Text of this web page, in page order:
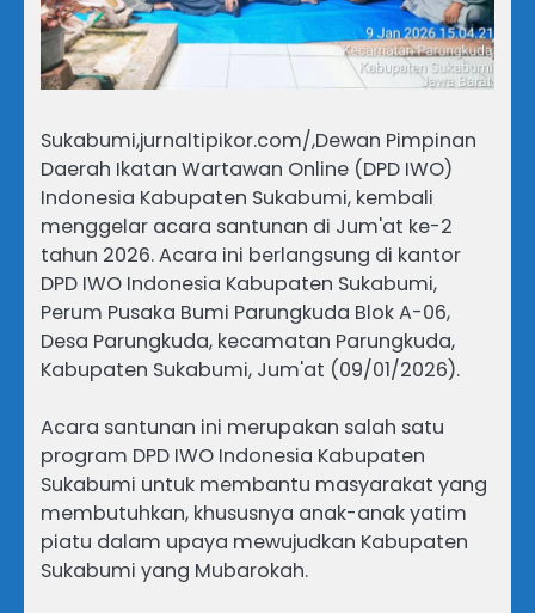
Sukabumi,jurnaltipikor.com/,Dewan Pimpinan
Daerah Ikatan Wartawan Online (DPD IWO)
Indonesia Kabupaten Sukabumi, kembali
menggelar acara santunan di Jum'at ke-2
tahun 2026. Acara ini berlangsung di kantor
DPD IWO Indonesia Kabupaten Sukabumi,
Perum Pusaka Bumi Parungkuda Blok A-06,
Desa Parungkuda, kecamatan Parungkuda,
Kabupaten Sukabumi, Jum'at (09/01/2026).
Acara santunan ini merupakan salah satu
program DPD IWO Indonesia Kabupaten
Sukabumi untuk membantu masyarakat yang
membutuhkan, khususnya anak-anak yatim
piatu dalam upaya mewujudkan Kabupaten
Sukabumi yang Mubarokah.